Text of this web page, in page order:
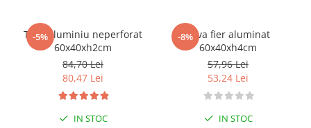
-5%
Tava aluminiu neperforat
60x40xh2cm
84,70 Lei
80,47 Lei
IN STOC
-8%Tava fier aluminat
60x40xh4cm
57,96 Lei
53,24 Lei
IN STOC